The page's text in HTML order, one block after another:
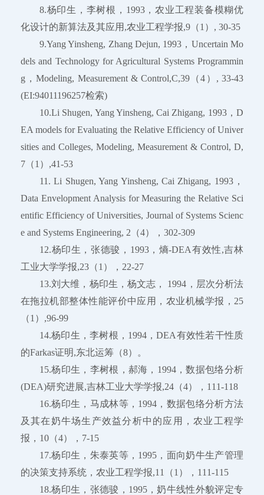
8.杨印生，李树根，1993，农业工程装备模糊优
化设计的新算法及其应用,农业工程学报,9（1）, 30-35
9.Yang Yinsheng, Zhang Dejun, 1993，Uncertain Mo
dels and Technology for Agricultural Systems Programmin
g，Modeling, Measurement & Control,C,39（4）, 33-43
(EI:94011196257检索)
10.Li Shugen, Yang Yinsheng, Cai Zhigang, 1993，D
EA models for Evaluating the Relative Efficiency of Univer
sities and Colleges, Modeling, Measurement & Control, D,
7（1）,41-53
11. Li Shugen, Yang Yinsheng, Cai Zhigang, 1993，
Data Envelopment Analysis for Measuring the Relative Sci
entific Efficiency of Universities, Journal of Systems Scienc
e and Systems Engineering, 2（4），302-309
12.杨印生，张德骏，1993，熵-DEA有效性,吉林
工业大学学报,23（1），22-27
13.刘大维，杨印生，杨文志， 1994，层次分析法
在拖拉机部整体性能评价中应用，农业机械学报，25
（1）,96-99
14.杨印生，李树根，1994，DEA有效性若干性质
的Farkas证明,东北运筹（8）。
15.杨印生，李树根，郝海，1994，数据包络分析
(DEA)研究进展,吉林工业大学学报,24（4），111-118
16.杨印生，马成林等，1994，数据包络分析方法
及其在奶牛场生产效益分析中的应用，农业工程学
报，10（4），7-15
17.杨印生，朱泰英等，1995，面向奶牛生产管理
的决策支持系统，农业工程学报,11（1），111-115
18.杨印生，张德骏，1995，奶牛线性外貌评定专